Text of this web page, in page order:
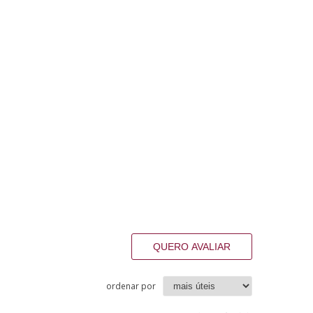
QUERO AVALIAR
ordenar por